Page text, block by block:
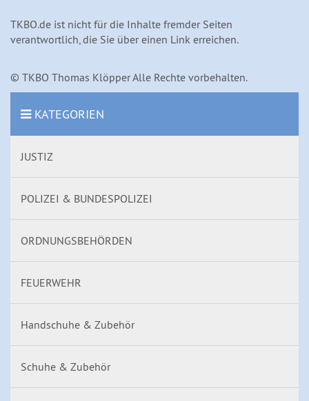
TKBO.de ist nicht für die Inhalte fremder Seiten
verantwortlich, die Sie über einen Link erreichen.
© TKBO Thomas Klöpper Alle Rechte vorbehalten.
KATEGORIEN
JUSTIZ
POLIZEI & BUNDESPOLIZEI
ORDNUNGSBEHÖRDEN
FEUERWEHR
Handschuhe & Zubehör
Schuhe & Zubehör